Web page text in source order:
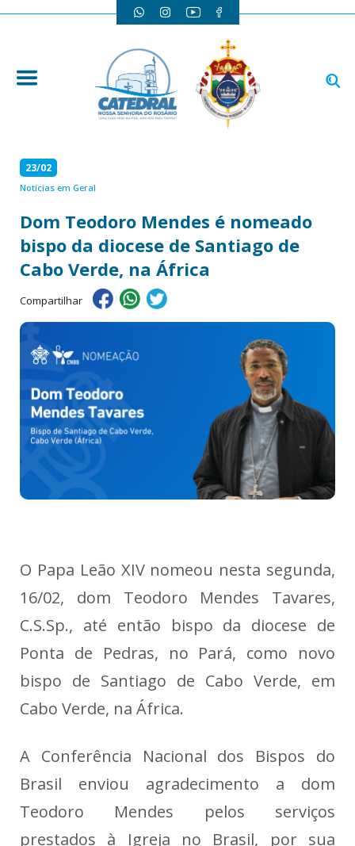
23/02
Notícias em Geral
Dom Teodoro Mendes é nomeado
bispo da diocese de Santiago de
Cabo Verde, na África
Compartilhar
O Papa Leão XIV nomeou nesta segunda,
16/02, dom Teodoro Mendes Tavares,
C.S.Sp., até então bispo da diocese de
Ponta de Pedras, no Pará, como novo
bispo de Santiago de Cabo Verde, em
Cabo Verde, na África.
A Conferência Nacional dos Bispos do
Brasil enviou agradecimento a dom
Teodoro Mendes pelos serviços
prestados à Igreja no Brasil, por sua